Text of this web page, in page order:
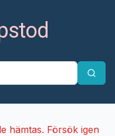
hämtas. Försök igen